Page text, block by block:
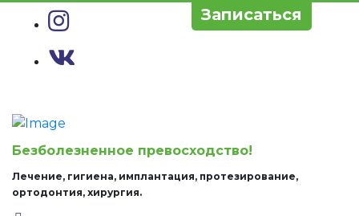
Записаться
Безболезненное превосходство!
Лечение, гигиена, имплантация, протезирование,
ортодонтия, хирургия.